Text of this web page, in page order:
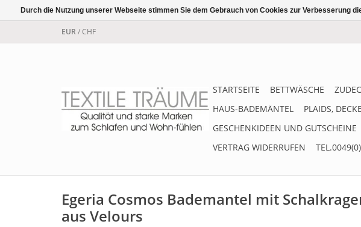
EUR/CHF
STARTSEITE BETTWÄSCHE
HAUS-BADEMÄNTEL
PLAIDS,
GESCHENKIDEEN UND GUTSCHEINE
VERTRAG WIDERRUFEN
Egeria Cosmos Bademantel mit
aus Velours
Durch die Nutzung unserer Webseite stimmen Sie dem Gebrauch von Cookies zur Verbesserung